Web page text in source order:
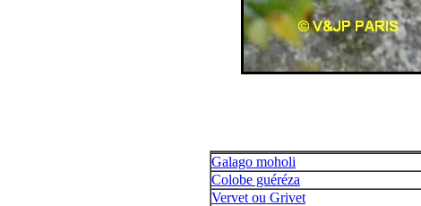
Galago moholi
Colobe guéréza
Vervet ou Grivet